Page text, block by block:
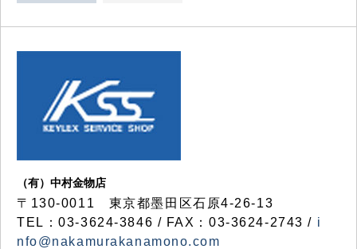
（有）中村金物店
〒130-0011 東京都墨田区石原4-26-13
TEL：03-3624-3846 / FAX：03-3624-2743 / i
nfo@nakamurakanamono.com